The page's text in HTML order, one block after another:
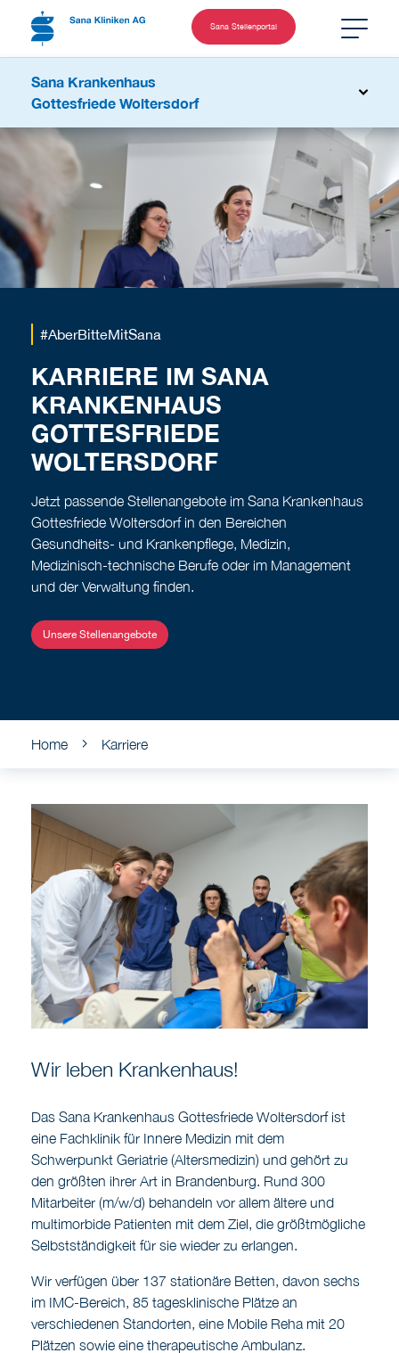
Sana Stellenportal
Sana Krankenhaus
Gottesfriede Woltersdorf
#AberBitteMitSana
KARRIERE IM SANA
KRANKENHAUS
GOTTESFRIEDE
WOLTERSDORF
Jetzt passende Stellenangebote im Sana Krankenhaus
Gottesfriede Woltersdorf in den Bereichen
Gesundheits- und Krankenpflege, Medizin,
Medizinisch-technische Berufe oder im Management
und der Verwaltung finden.
Unsere Stellenangebote
Home Karriere
Wir leben Krankenhaus!
Das Sana Krankenhaus Gottesfriede Woltersdorf ist
eine Fachklinik für Innere Medizin mit dem
Schwerpunkt Geriatrie (Altersmedizin) und gehört zu
den größten ihrer Art in Brandenburg. Rund 300
Mitarbeiter (m/w/d) behandeln vor allem ältere und
multimorbide Patienten mit dem Ziel, die größtmögliche
Selbstständigkeit für sie wieder zu erlangen.
Wir verfügen über 137 stationäre Betten, davon sechs
im IMC-Bereich, 85 tagesklinische Plätze an
verschiedenen Standorten, eine Mobile Reha mit 20
Plätzen sowie eine therapeutische Ambulanz.